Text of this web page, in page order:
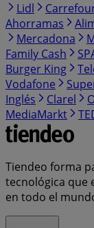
Lidl
Ahorramas
Mercadona
Family Cash
Burger King
Vodafone
Inglés
Clarel
MediaMarkt
Tiendeo forma
tecnológica que
en todo el